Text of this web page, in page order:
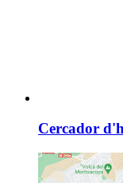
Cercador